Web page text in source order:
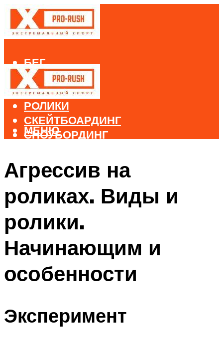
БЕГ
ВЕЛОСПОРТ
ДАЙВИНГ
РОЛИКИ
СКЕЙТБОАРДИНГ
СНОУБОРДИНГ
МЕНЮ
МЕНЮ
Агрессив на
роликах. Виды и
ролики.
Начинающим и
особенности
Эксперимент